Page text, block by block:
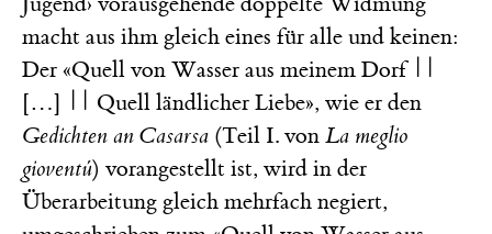
macht aus ihm gleich eines für alle und keinen:
Der «Quell von Wasser aus meinem Dorf ||
[…] || Quell ländlicher Liebe», wie er den
Gedichten an Casarsa (Teil I. von La meglio
gioventú) vorangestellt ist, wird in der
Überarbeitung gleich mehrfach negiert,